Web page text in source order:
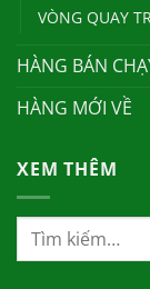
VÒNG QUAY
HÀNG BÁN
HÀNG MỚI VỀ
XEM THÊM